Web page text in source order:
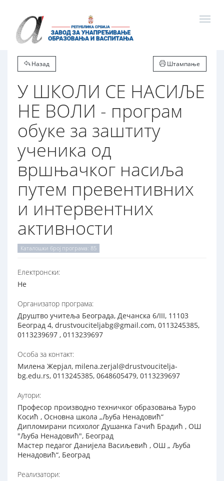
Назад Штампање
У ШКОЛИ СЕ НАСИЉЕ
НЕ ВОЛИ - програм
обуке за заштиту
ученика од
вршњачког насиља
путем превентивних
и интервентних
активности
Каталошки број програма: 85
Електронски:
Не
Организатор програма:
Друштво учитеља Београда, Дечанска 6/III, 11103
Београд 4, drustvouciteljabg@gmail.com, 0113245385,
0113239697 , 0113239697
Особа за контакт:
Милена Жерјал, milena.zerjal@drustvoucitelja-
bg.edu.rs, 0113245385, 0648605479, 0113239697
Аутори:
Професор производно техничког образовања Ђуро
Косић , Основна школа „Љуба Ненадовић“
Дипломирани психолог Душанка Гачић Брадић , ОШ
"Љуба Ненадовић", Београд
Мастер педагог Данијела Васиљевић , ОШ „ Љуба
Ненадовић“, Београд
Реализатори: